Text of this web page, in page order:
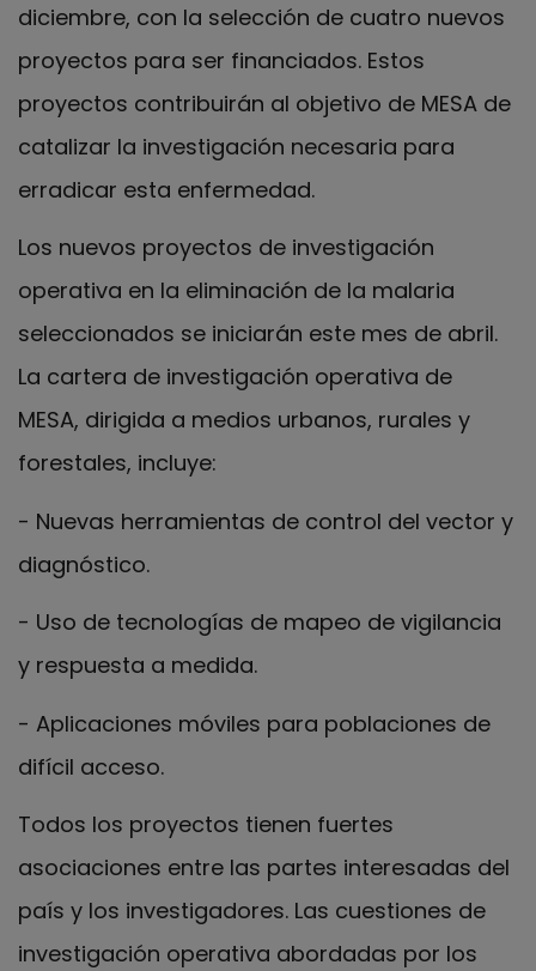
diciembre, con la selección de cuatro nuevos
proyectos para ser financiados. Estos
proyectos contribuirán al objetivo de MESA de
catalizar la investigación necesaria para
erradicar esta enfermedad.
Los nuevos proyectos de investigación
operativa en la eliminación de la malaria
seleccionados se iniciarán este mes de abril.
La cartera de investigación operativa de
MESA, dirigida a medios urbanos, rurales y
forestales, incluye:
- Nuevas herramientas de control del vector y
diagnóstico.
- Uso de tecnologías de mapeo de vigilancia
y respuesta a medida.
- Aplicaciones móviles para poblaciones de
difícil acceso.
Todos los proyectos tienen fuertes
asociaciones entre las partes interesadas del
país y los investigadores. Las cuestiones de
investigación operativa abordadas por los